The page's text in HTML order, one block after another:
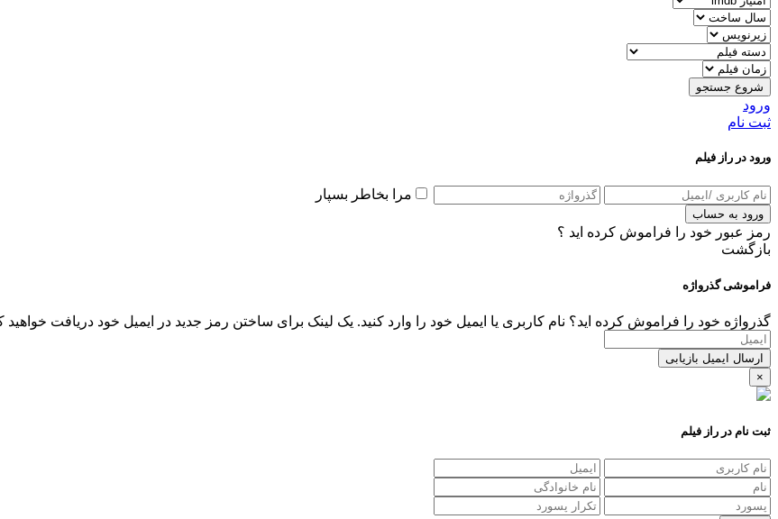
شروع جستجو
ورود
ثبت نام
ورود در راز فیلم
مرا بخاطر بسپار
ورود به حساب
رمز عبور خود را فراموش کرده اید ؟
بازگشت
فراموشی گذرواژه
گذرواژه خود را فراموش کرده اید؟ نام کاربری یا ایمیل خود را وارد کنید. یک لینک برای ساختن رمز جدید در ایمیل خود دریافت خواهید
ارسال ایمیل بازیابی
×
ثبت نام در راز فیلم